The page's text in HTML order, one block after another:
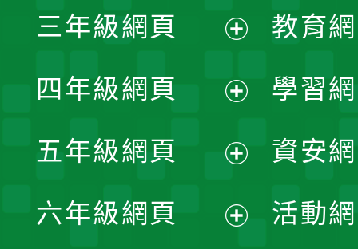
選
單
開
選
單
三年級網頁
開
選
單
四年級網頁
開
選
五年級網頁
開
六年級網頁
教育
學習
資安
活動